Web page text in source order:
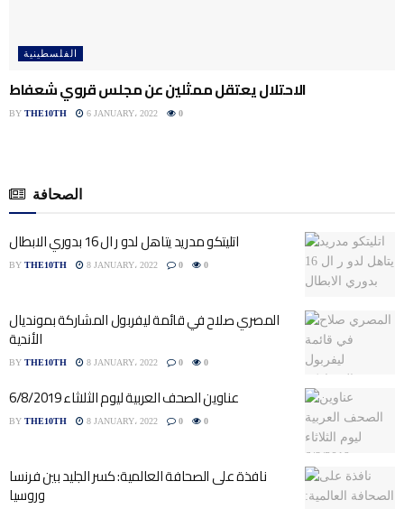
الفلسطينية
الاحتلال يعتقل ممثلين عن مجلس قروي شعفاط
BY THE10TH 6 JANUARY، 2022 0
الصحافة
اتليتكو مدريد يتاهل لدو ر ال 16 بدوري الابطال
BY THE10TH 8 JANUARY، 2022 0 0
المصري صلاح في قائمة ليفربول المشاركة بمونديال
الأندية
BY THE10TH 8 JANUARY، 2022 0 0
عناوين الصحف العربية ليوم الثلاثاء 6/8/2019
BY THE10TH 8 JANUARY، 2022 0 0
نافذة على الصحافة العالمية: كسر الجليد بين فرنسا
وروسيا